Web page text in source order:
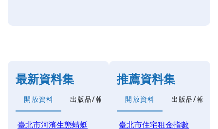
最新資料集
開放資料 出版品/報告類
臺北市河濱生態蜻蜓
推薦資料集
開放資料 出版品/報告
臺北市住宅租金指數